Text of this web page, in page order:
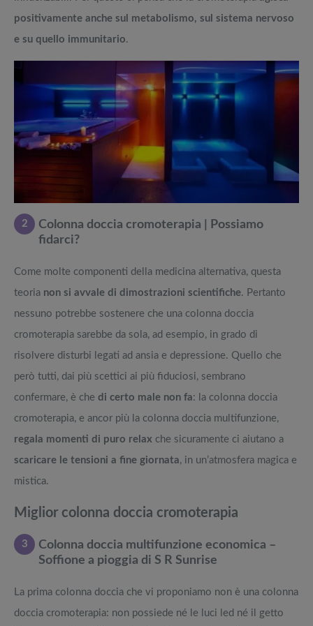
positivamente anche sul metabolismo, sul sistema nervoso
e su quello immunitario.
2
Colonna doccia cromoterapia | Possiamo
fidarci?
Come molte componenti della medicina alternativa, questa
teoria non si avvale di dimostrazioni scientifiche. Pertanto
nessuno potrebbe sostenere che una colonna doccia
cromoterapia sarebbe da sola, ad esempio, in grado di
risolvere disturbi legati ad ansia e depressione. Quello che
però tutti, dai più scettici ai più fiduciosi, sembrano
confermare, è che di certo male non fa: la colonna doccia
cromoterapia, e ancor più la colonna doccia multifunzione,
regala momenti di puro relax che sicuramente ci aiutano a
scaricare le tensioni a fine giornata, in un’atmosfera magica e
mistica.
Miglior colonna doccia cromoterapia
3
Colonna doccia multifunzione economica –
Soffione a pioggia di S R Sunrise
La prima colonna doccia che vi proponiamo non è una colonna
doccia cromoterapia: non possiede né le luci led né il getto